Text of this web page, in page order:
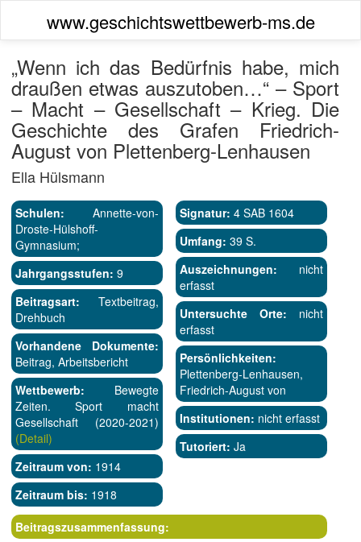
www.geschichtswettbewerb-ms.de
„Wenn ich das Bedürfnis habe, mich
draußen etwas auszutoben…“ – Sport
– Macht – Gesellschaft – Krieg. Die
Geschichte des Grafen Friedrich-
August von Plettenberg-Lenhausen
Ella Hülsmann
Schulen: Annette-von-
Droste-Hülshoff-
Gymnasium;
Jahrgangsstufen: 9
Beitragsart: Textbeitrag,
Drehbuch
Vorhandene Dokumente:
Beitrag, Arbeitsbericht
Wettbewerb: Bewegte
Zeiten. Sport macht
Gesellschaft (2020-2021)
(Detail)
Zeitraum von: 1914
Zeitraum bis: 1918
Signatur: 4 SAB 1604
Umfang: 39 S.
Auszeichnungen: nicht
erfasst
Untersuchte Orte: nicht
erfasst
Persönlichkeiten:
Plettenberg-Lenhausen,
Friedrich-August von
Institutionen: nicht erfasst
Tutoriert: Ja
Beitragszusammenfassung: